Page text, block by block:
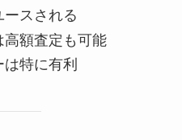
スされる
額査定も可能
特に有利